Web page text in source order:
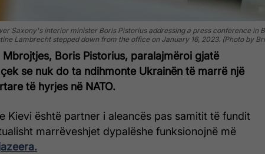
Saxony's interior minister Boris Pistorius addressing a press conference in
Lambrecht stepped down from the office on January 16, 2023. (Photo by
Mbrojtjes, Boris Pistorius, paralajmëroi gjatë
se nuk do ta ndihmonte Ukrainën të marrë një
të hyrjes në NATO.
Kievi është partner i aleancës pas samitit të fundit
marrëveshjet dypalëshe funksionojnë më